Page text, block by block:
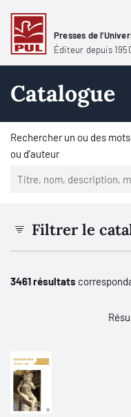
Presses de
Éditeur depuis
Catalogue
Rechercher un ou des
ou d'auteur
Filtrer le
3461 résultats